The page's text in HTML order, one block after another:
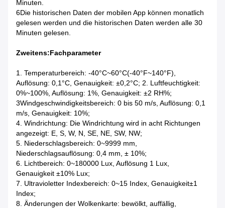
Minuten.
6Die historischen Daten der mobilen App können monatlich
gelesen werden und die historischen Daten werden alle 30
Minuten gelesen.
Zweitens:Fachparameter
1. Temperaturbereich: -40°C~60°C(-40°F~140°F),
Auflösung: 0,1°C, Genauigkeit: ±0,2°C; 2. Luftfeuchtigkeit:
0%~100%, Auflösung: 1%, Genauigkeit: ±2 RH%;
3Windgeschwindigkeitsbereich: 0 bis 50 m/s, Auflösung: 0,1
m/s, Genauigkeit: 10%;
4. Windrichtung: Die Windrichtung wird in acht Richtungen
angezeigt: E, S, W, N, SE, NE, SW, NW;
5. Niederschlagsbereich: 0~9999 mm,
Niederschlagsauflösung: 0,4 mm, ± 10%;
6. Lichtbereich: 0~180000 Lux, Auflösung 1 Lux,
Genauigkeit ±10% Lux;
7. Ultravioletter Indexbereich: 0~15 Index, Genauigkeit±1
Index;
8. Änderungen der Wolkenkarte: bewölkt, auffällig,